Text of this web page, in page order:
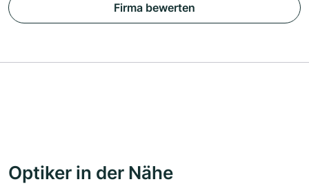
Firma bewerten
Optiker in der Nähe